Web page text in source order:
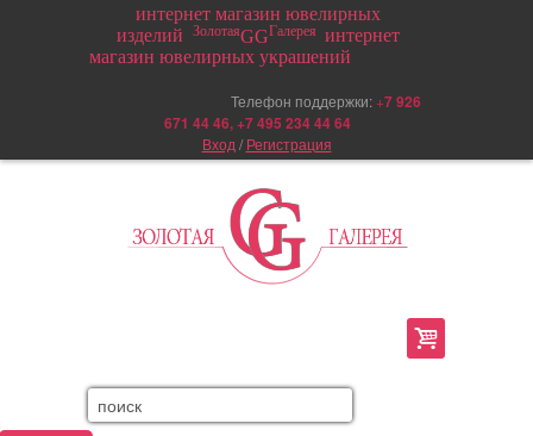
интернет магазин ювелирных
изделий
ЗолотаяGGГалерея интернет
магазин ювелирных украшений
Телефон поддержки: +7 926
671 44 46, +7 495 234 44 64
Вход / Регистрация